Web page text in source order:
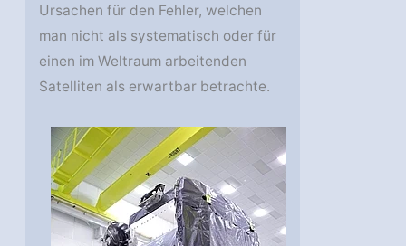
Ursachen für den Fehler, welchen
man nicht als systematisch oder für
einen im Weltraum arbeitenden
Satelliten als erwartbar betrachte.